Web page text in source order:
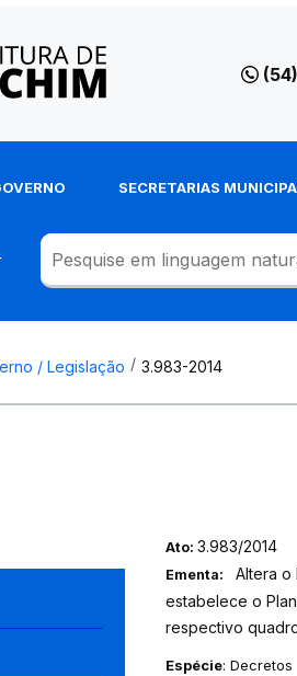
SECRETARIAS
/ Legislação 3.983-2014
Ato: 3.983/2014
Ementa:
Altera o
estabelece o
respectivo
Espécie: Decretos